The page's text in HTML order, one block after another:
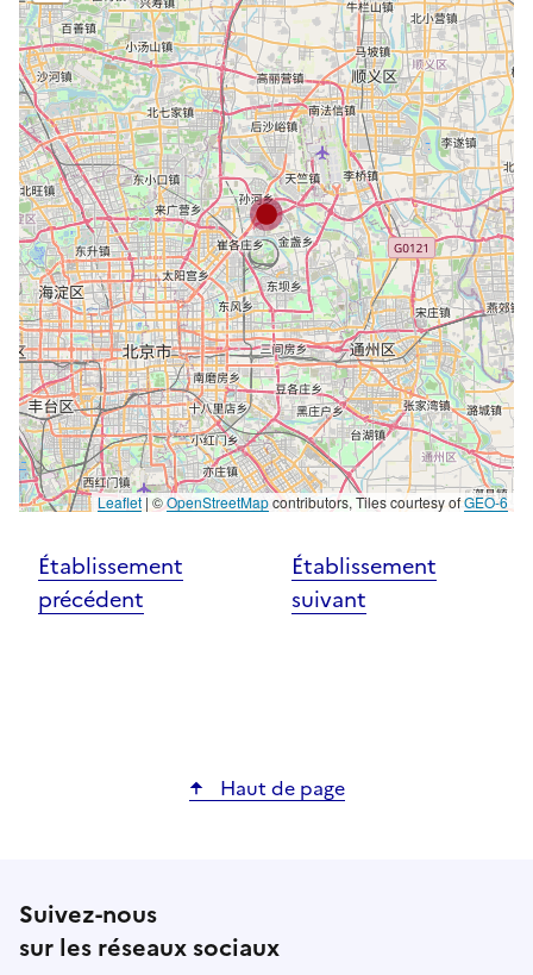
Leaflet| ©OpenStreetMapcontributors, Tiles courtesy ofGEO-6
Établissement
précédent
Établissement
suivant
Haut de page
Suivez-nous
sur les réseaux sociaux